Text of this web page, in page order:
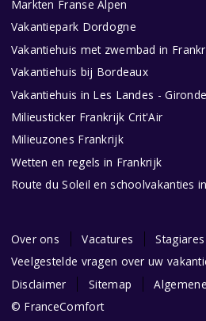
Markten Franse Alpen
Vakantiepark Dordogne
Vakantiehuis met zwembad in
Vakantiehuis bij Bordeaux
Vakantiehuis in Les Landes - Gironde
Milieusticker Frankrijk Crit'Air
Milieuzones Frankrijk
Wetten en regels in Frankrijk
Route du Soleil en schoolvakanties
Over ons Vacatures
Stagiares
Veelgestelde vragen over uw
Disclaimer
Sitemap
© FranceComfort